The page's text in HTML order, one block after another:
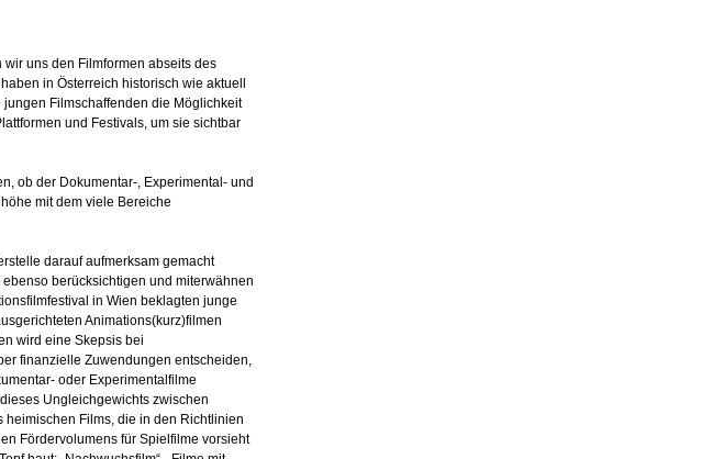
uns den Filmformen abseits des
in Österreich historisch wie aktuell
Filmschaffenden die Möglichkeit
und Festivals, um sie sichtbar
ob der Dokumentar-, Experimental- und
mit dem viele Bereiche
darauf aufmerksam gemacht
berücksichtigen und miterwähnen
in Wien beklagten junge
Animations(kurz)filmen
wird eine Skepsis bei
finanzielle Zuwendungen entscheiden,
oder Experimentalfilme
Ungleichgewichts zwischen
heimischen Films, die in den Richtlinien
Fördervolumens für Spielfilme vorsieht